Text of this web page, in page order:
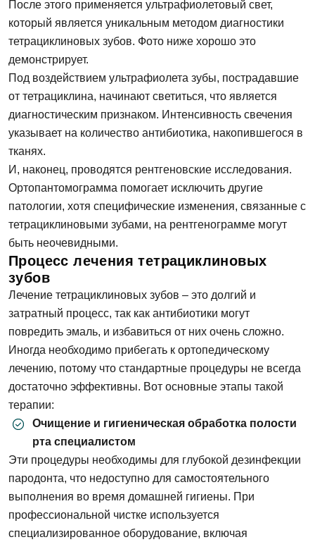
После этого применяется ультрафиолетовый свет,
который является уникальным методом диагностики
тетрациклиновых зубов. Фото ниже хорошо это
демонстрирует.
Под воздействием ультрафиолета зубы, пострадавшие
от тетрациклина, начинают светиться, что является
диагностическим признаком. Интенсивность свечения
указывает на количество антибиотика, накопившегося в
тканях.
И, наконец, проводятся рентгеновские исследования.
Ортопантомограмма помогает исключить другие
патологии, хотя специфические изменения, связанные с
тетрациклиновыми зубами, на рентгенограмме могут
быть неочевидными.
Процесс лечения тетрациклиновых
зубов
Лечение тетрациклиновых зубов – это долгий и
затратный процесс, так как антибиотики могут
повредить эмаль, и избавиться от них очень сложно.
Иногда необходимо прибегать к ортопедическому
лечению, потому что стандартные процедуры не всегда
достаточно эффективны. Вот основные этапы такой
терапии:
Очищение и гигиеническая обработка полости
рта специалистом
Эти процедуры необходимы для глубокой дезинфекции
пародонта, что недоступно для самостоятельного
выполнения во время домашней гигиены. При
профессиональной чистке используется
специализированное оборудование, включая